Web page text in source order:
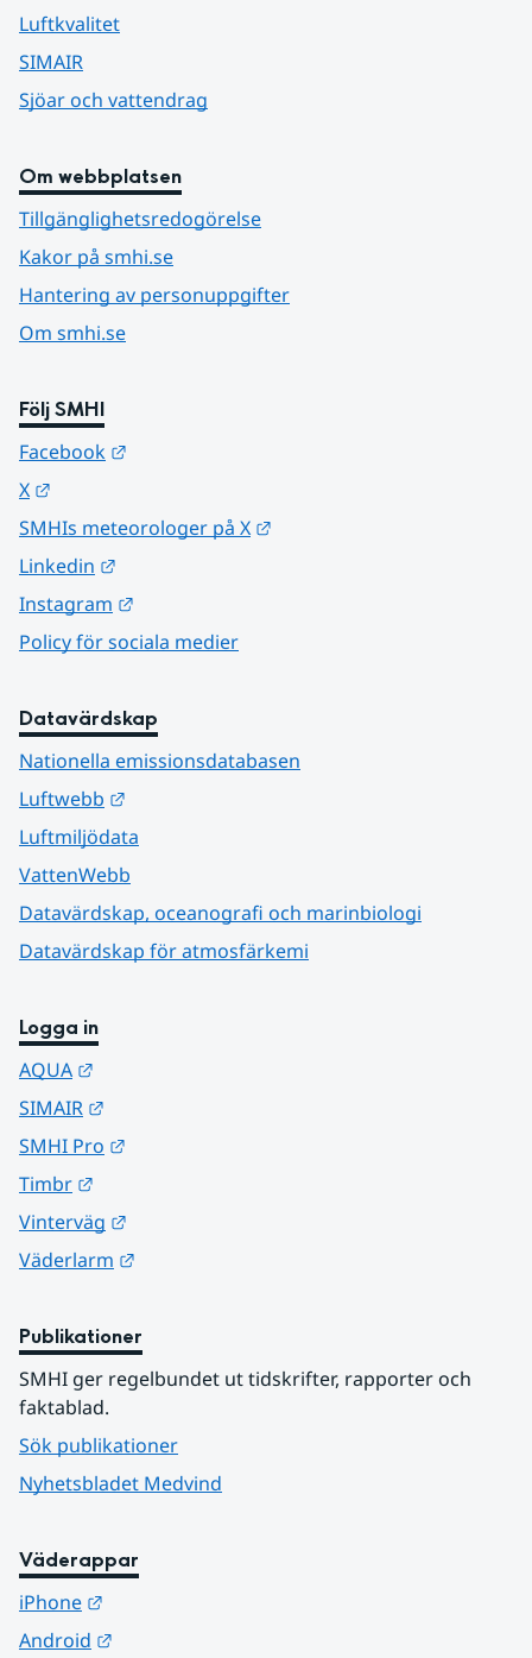
Luftkvalitet
SIMAIR
Sjöar och vattendrag
Om webbplatsen
Tillgänglighetsredogörelse
Kakor på smhi.se
Hantering av personuppgifter
Om smhi.se
Följ SMHI
Facebook
X
SMHIs meteorologer på X
Linkedin
Instagram
Policy för sociala medier
Datavärdskap
Nationella emissionsdatabasen
Luftwebb
Luftmiljödata
VattenWebb
Datavärdskap, oceanografi och marinbiologi
Datavärdskap för atmosfärkemi
Logga in
AQUA
SIMAIR
SMHI Pro
Timbr
Vinterväg
Väderlarm
Publikationer
SMHI ger regelbundet ut tidskrifter, rapporter och
faktablad.
Sök publikationer
Nyhetsbladet Medvind
Väderappar
iPhone
Android